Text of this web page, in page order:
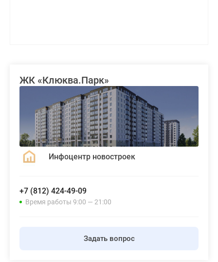
ЖК «Клюква.Парк»
Инфоцентр новостроек
+7 (812) 424-49-09
Время работы 9:00 — 21:00
Задать вопрос